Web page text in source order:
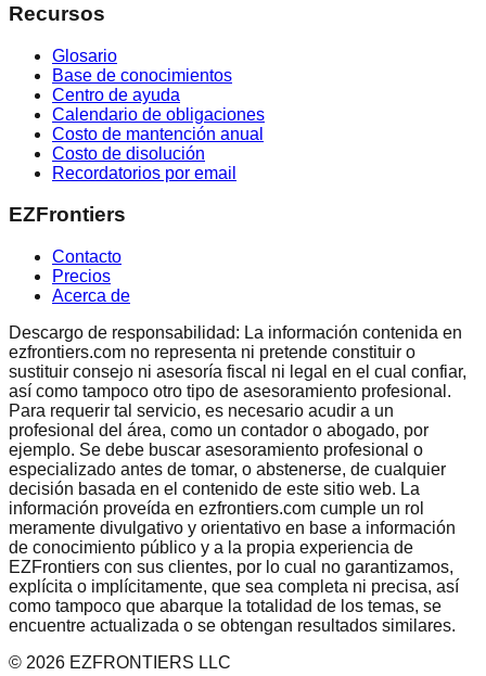
Recursos
Glosario
Base de conocimientos
Centro de ayuda
Calendario de obligaciones
Costo de mantención anual
Costo de disolución
Recordatorios por email
EZFrontiers
Contacto
Precios
Acerca de
Descargo de responsabilidad: La información contenida en
ezfrontiers.com no representa ni pretende constituir o
sustituir consejo ni asesoría fiscal ni legal en el cual confiar,
así como tampoco otro tipo de asesoramiento profesional.
Para requerir tal servicio, es necesario acudir a un
profesional del área, como un contador o abogado, por
ejemplo. Se debe buscar asesoramiento profesional o
especializado antes de tomar, o abstenerse, de cualquier
decisión basada en el contenido de este sitio web. La
información proveída en ezfrontiers.com cumple un rol
meramente divulgativo y orientativo en base a información
de conocimiento público y a la propia experiencia de
EZFrontiers con sus clientes, por lo cual no garantizamos,
explícita o implícitamente, que sea completa ni precisa, así
como tampoco que abarque la totalidad de los temas, se
encuentre actualizada o se obtengan resultados similares.
© 2026 EZFRONTIERS LLC